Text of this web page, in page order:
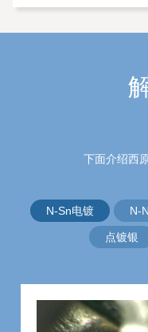
下面介绍西
N-Sn电镀 N-
点镀银